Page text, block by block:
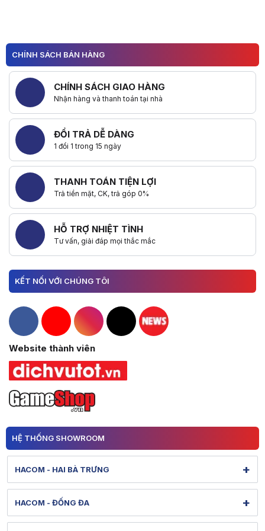
CHÍNH SÁCH BÁN HÀNG
CHÍNH SÁCH GIAO HÀNG
Nhận hàng và thanh toán tại nhà
ĐỔI TRẢ DỄ DÀNG
1 đổi 1 trong 15 ngày
THANH TOÁN TIỆN LỢI
Trả tiền mặt, CK, trả góp 0%
HỖ TRỢ NHIỆT TÌNH
Tư vấn, giải đáp mọi thắc mắc
KẾT NỐI VỚI CHÚNG TÔI
Hacom Facebook
Hacom YouTube
Hacom Instagram
Hacom TikTok
Website thành viên
HỆ THỐNG SHOWROOM
HACOM - HAI BÀ TRƯNG +
Hình ảnh thực tế từ showroom
Xem bản đồ đường đi
HACOM - ĐỐNG ĐA +